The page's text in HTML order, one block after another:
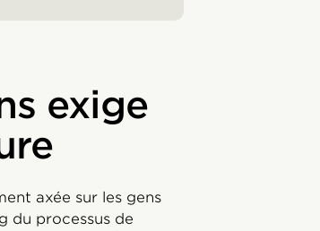
exige
axée sur les gens
du processus de